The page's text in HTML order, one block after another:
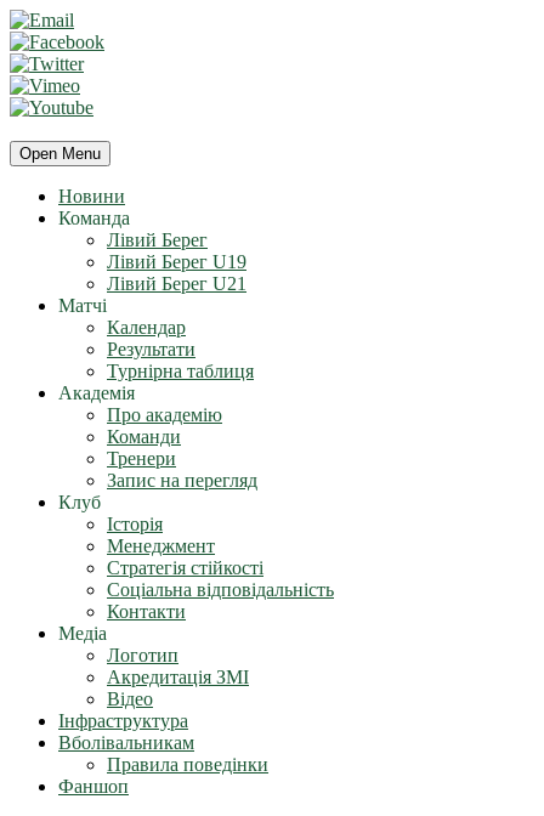
Open Menu
Новини
Команда
Лівий Берег
Лівий Берег U19
Лівий Берег U21
Матчі
Календар
Результати
Турнірна таблиця
Академія
Про академію
Команди
Тренери
Запис на перегляд
Клуб
Історія
Менеджмент
Стратегія стійкості
Соціальна відповідальність
Контакти
Медіа
Логотип
Акредитація ЗМІ
Відео
Інфраструктура
Вболівальникам
Правила поведінки
Фаншоп